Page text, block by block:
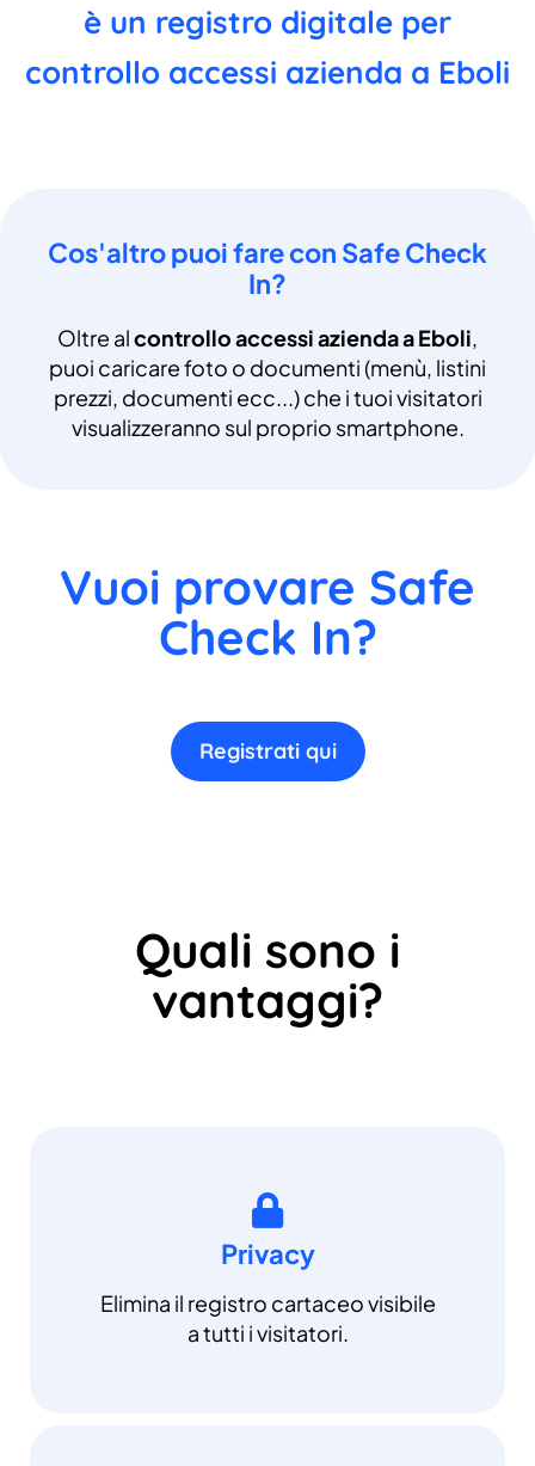
è un registro digitale per
controllo accessi azienda a Eboli
Cos'altro puoi fare con Safe Check
In?
Oltre alcontrollo accessi azienda a Eboli,
puoi caricare foto o documenti (menù, listini
prezzi, documenti ecc...) che i tuoi visitatori
visualizzeranno sul proprio smartphone.
Vuoi provare Safe
Check In?
Registrati qui
Quali sono i
vantaggi?
Privacy
Elimina il registro cartaceo visibile
a tutti i visitatori.